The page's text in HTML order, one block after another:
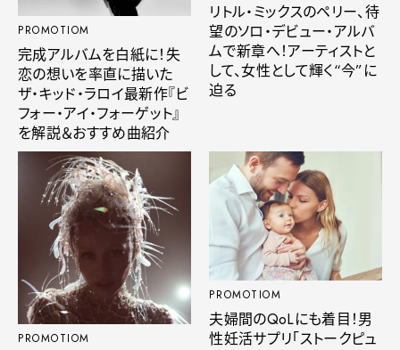
PROMOTIOM
完成アルバムを白紙に！失
恋の想いを率直に描いた
ザ・キッド・ラロイ最新作『ビ
フォー・アイ・フォーゲット』
を解説＆おすすめ曲紹介
リトル・ミックスのペリー、待
望のソロ・デビュー・アルバ
ムで新章へ！アーティストと
して、女性として輝く“今”に
迫る
PROMOTIOM
PROMOTIOM
夫婦間のQoLにも着目！男
性妊活サプリ「ストークピュ